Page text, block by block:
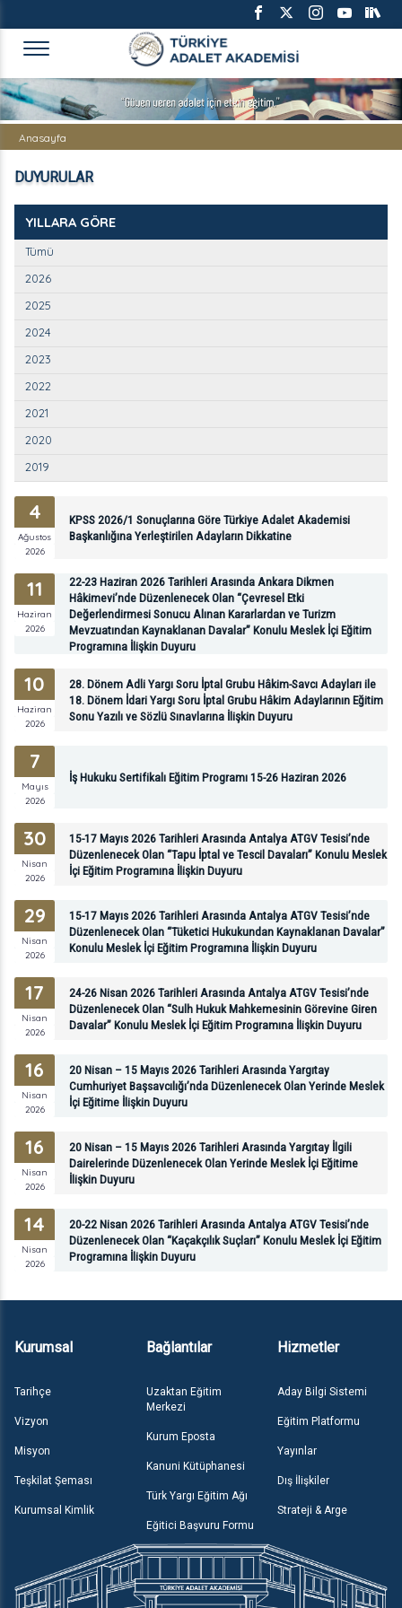
TÜRKİYE ADALET AKADEMİSİ
Anasayfa
DUYURULAR
YILLARA GÖRE
Tümü
2026
2025
2024
2023
2022
2021
2020
2019
4
Ağustos
2026
KPSS 2026/1 Sonuçlarına Göre Türkiye Adalet Akademisi
Başkanlığına Yerleştirilen Adayların Dikkatine
11
Haziran
2026
22-23 Haziran 2026 Tarihleri Arasında Ankara Dikmen
Hâkimevi’nde Düzenlenecek Olan “Çevresel Etki
Değerlendirmesi Sonucu Alınan Kararlardan ve Turizm
Mevzuatından Kaynaklanan Davalar” Konulu Meslek İçi Eğitim
Programına İlişkin Duyuru
10
Haziran
2026
28. Dönem Adli Yargı Soru İptal Grubu Hâkim-Savcı Adayları ile
18. Dönem İdari Yargı Soru İptal Grubu Hâkim Adaylarının Eğitim
Sonu Yazılı ve Sözlü Sınavlarına İlişkin Duyuru
7
Mayıs
2026
İş Hukuku Sertifikalı Eğitim Programı 15-26 Haziran 2026
30
Nisan
2026
15-17 Mayıs 2026 Tarihleri Arasında Antalya ATGV Tesisi’nde
Düzenlenecek Olan “Tapu İptal ve Tescil Davaları” Konulu Meslek
İçi Eğitim Programına İlişkin Duyuru
29
Nisan
2026
15-17 Mayıs 2026 Tarihleri Arasında Antalya ATGV Tesisi’nde
Düzenlenecek Olan “Tüketici Hukukundan Kaynaklanan Davalar”
Konulu Meslek İçi Eğitim Programına İlişkin Duyuru
17
Nisan
2026
24-26 Nisan 2026 Tarihleri Arasında Antalya ATGV Tesisi’nde
Düzenlenecek Olan “Sulh Hukuk Mahkemesinin Görevine Giren
Davalar” Konulu Meslek İçi Eğitim Programına İlişkin Duyuru
16
Nisan
2026
20 Nisan – 15 Mayıs 2026 Tarihleri Arasında Yargıtay
Cumhuriyet Başsavcılığı’nda Düzenlenecek Olan Yerinde Meslek
İçi Eğitime İlişkin Duyuru
16
Nisan
2026
20 Nisan – 15 Mayıs 2026 Tarihleri Arasında Yargıtay İlgili
Dairelerinde Düzenlenecek Olan Yerinde Meslek İçi Eğitime
İlişkin Duyuru
14
Nisan
2026
20-22 Nisan 2026 Tarihleri Arasında Antalya ATGV Tesisi’nde
Düzenlenecek Olan “Kaçakçılık Suçları” Konulu Meslek İçi Eğitim
Programına İlişkin Duyuru
Kurumsal
Tarihçe
Vizyon
Misyon
Teşkilat Şeması
Kurumsal Kimlik
Bağlantılar
Uzaktan Eğitim
Merkezi
Kurum Eposta
Kanuni Kütüphanesi
Türk Yargı Eğitim Ağı
Eğitici Başvuru Formu
Hizmetler
Aday Bilgi Sistemi
Eğitim Platformu
Yayınlar
Dış İlişkiler
Strateji & Arge